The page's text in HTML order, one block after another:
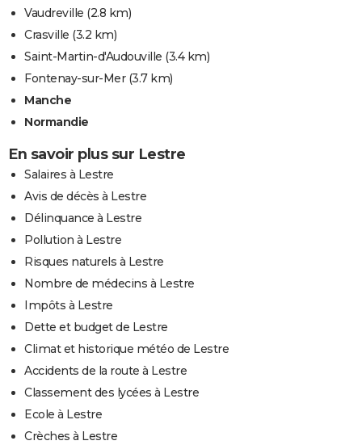
Vaudreville (2.8 km)
Crasville (3.2 km)
Saint-Martin-d'Audouville (3.4 km)
Fontenay-sur-Mer(3.7 km)
Manche
Normandie
En savoir plus sur Lestre
Salaires à Lestre
Avis de décès à Lestre
Délinquance à Lestre
Pollution à Lestre
Risques naturels à Lestre
Nombre de médecins à Lestre
Impôts à Lestre
Dette et budget de Lestre
Climat et historique météo de Lestre
Accidents de la route à Lestre
Classement des lycées à Lestre
Ecole à Lestre
Crèches à Lestre